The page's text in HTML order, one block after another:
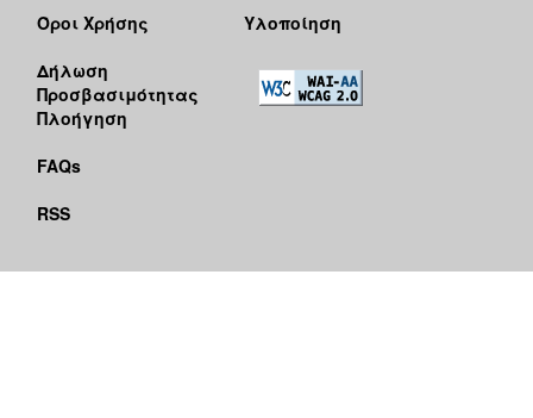
Όροι Χρήσης
Δήλωση
Προσβασιμότητας
Πλοήγηση
FAQs
RSS
Υλοποίηση